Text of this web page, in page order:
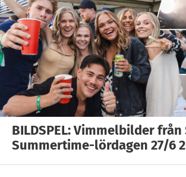
BILDSPEL: Vimmelbilder
Summertime-lördagen 27/6